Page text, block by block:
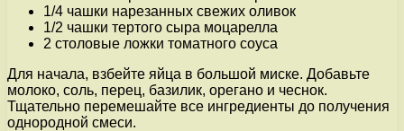
1/4 чашки нарезанных свежих оливок
1/2 чашки тертого сыра моцарелла
2 столовые ложки томатного соуса
Для начала, взбейте яйца в большой миске. Добавьте
молоко, соль, перец, базилик, орегано и чеснок.
Тщательно перемешайте все ингредиенты до получения
однородной смеси.